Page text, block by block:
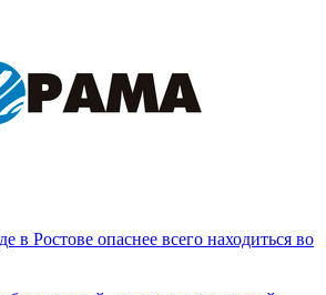
в Ростове опаснее всего находиться во